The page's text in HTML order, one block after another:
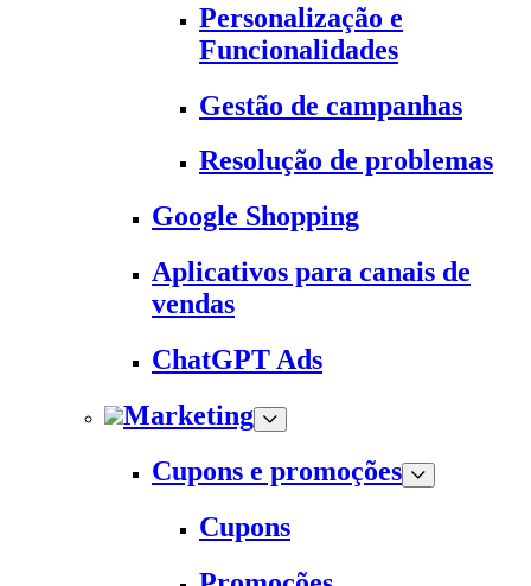
Personalização e
Funcionalidades
Gestão de campanhas
Resolução de problemas
Google Shopping
Aplicativos para canais de
vendas
ChatGPT Ads
Marketing
Cupons e promoções
Cupons